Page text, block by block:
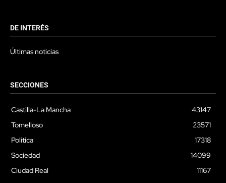
DE INTERÉS
Últimas noticias
SECCIONES
Castilla-La Mancha
43147
Tomelloso
23571
Política
17318
Sociedad
14099
Ciudad Real
11167